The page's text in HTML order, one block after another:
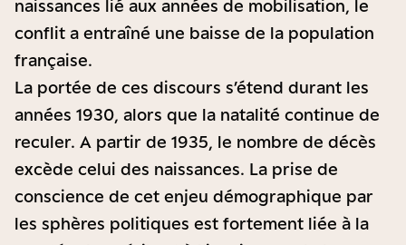
naissances lié aux années de mobilisation, le
conflit a entraîné une baisse de la population
française.
La portée de ces discours s’étend durant les
années 1930, alors que la natalité continue de
reculer. A partir de 1935, le nombre de décès
excède celui des naissances. La prise de
conscience de cet enjeu démographique par
les sphères politiques est fortement liée à la